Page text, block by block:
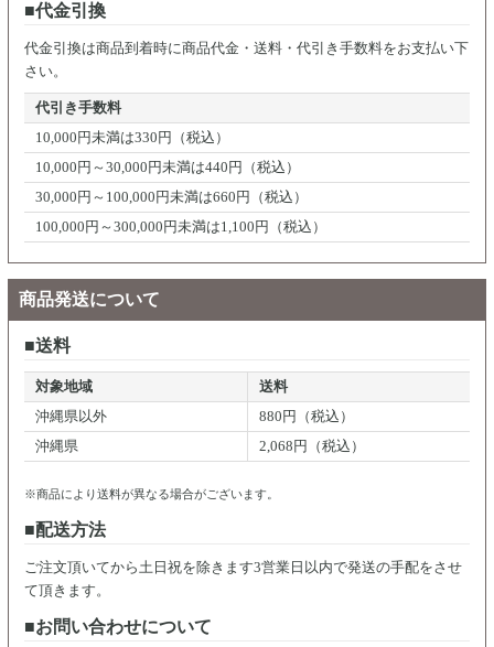
代金引換
代金引換は商品到着時に商品代金・送料・代引き手数料をお支払い下
さい。
代引き手数料
10,000円未満は330円（税込）
10,000円～30,000円未満は440円（税込）
30,000円～100,000円未満は660円（税込）
100,000円～300,000円未満は1,100円（税込）
商品発送について
送料
対象地域
送料
沖縄県以外
880円（税込）
沖縄県
2,068円（税込）
※商品により送料が異なる場合がございます。
配送方法
ご注文頂いてから土日祝を除きます3営業日以内で発送の手配をさせ
て頂きます。
お問い合わせについて